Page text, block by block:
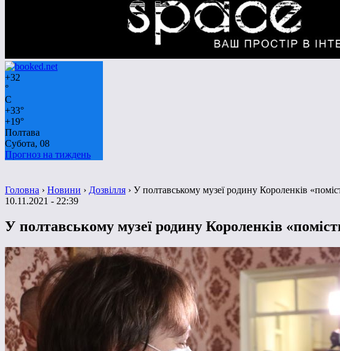
+32
°
C
+33°
+19°
Полтава
Субота, 08
Прогноз на тиждень
Головна › Новини › Дозвілля › У полтавському музеї родину Короленків
10.11.2021 - 22:39
У полтавському музеї родину Короленків